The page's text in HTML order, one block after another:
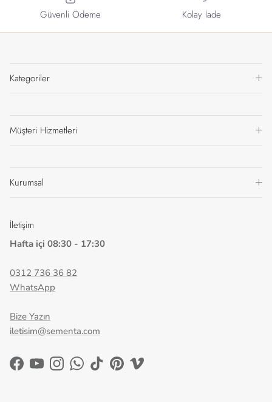
Güvenli Ödeme Kolay İade
Kategoriler
Müşteri Hizmetleri
Kurumsal
İletişim
Hafta içi 08:30 - 17:30
0312 736 36 82
WhatsApp
Bize Yazın
iletisim@sementa.com
Facebook
YouTubeInstagramWhatsApp
TikTokPinterestVimeo